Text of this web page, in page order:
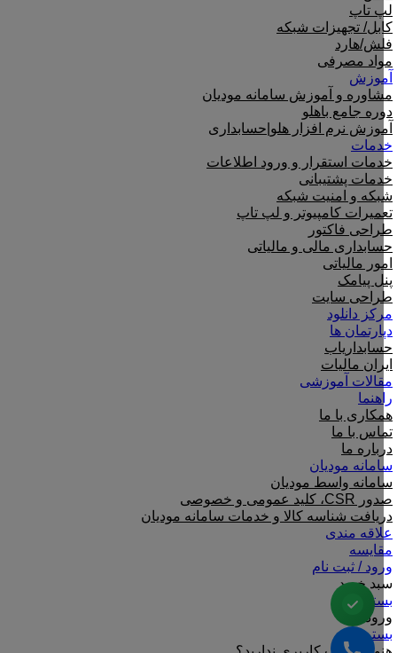
لپ تاپ
کابل/ تجهیزات شبکه
فلش/هارد
مواد مصرفی
آموزش
مشاوره و آموزش سامانه مودیان
دوره جامع باهلو
آموزش نرم افزار هلو|حسابداری
خدمات
خدمات استقرار و ورود اطلاعات
خدمات پشتیبانی
شبکه و امنیت شبکه
تعمیرات کامپیوتر و لپ تاپ
طراحی فاکتور
حسابداری مالی و مالیاتی
امور مالیاتی
پنل پیامک
طراحی سایت
مرکز دانلود
دپارتمان ها
حسابداریاب
ایران مالیات
مقالات آموزشی
راهنما
همکاری با ما
تماس با ما
درباره ما
سامانه مودیان
سامانه واسط مودیان
صدور CSR، کلید عمومی و خصوصی
دریافت شناسه کالا و خدمات سامانه مودیان
علاقه مندی
مقایسه
ورود / ثبت نام
سبد خرید
بستن
ورود
بستن